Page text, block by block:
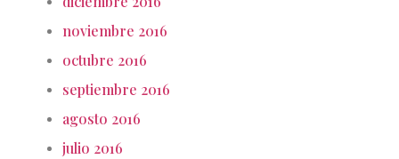
noviembre 2016
octubre 2016
septiembre 2016
agosto 2016
julio 2016